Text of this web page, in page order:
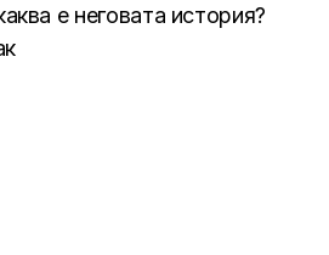
е неговата история?